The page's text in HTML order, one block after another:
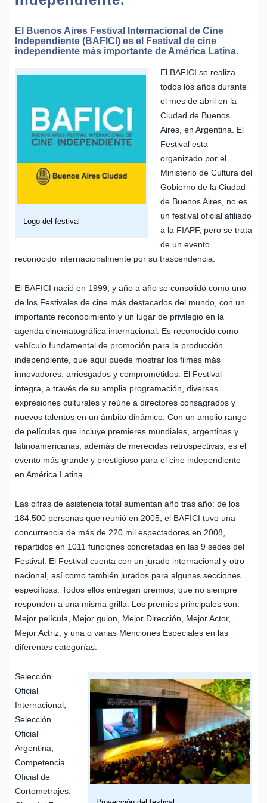
El Buenos Aires Festival Internacional de Cine
Independiente (BAFICI) es el Festival de cine
independiente más importante de América Latina.
Logo del festival
El BAFICI se realiza
todos los años durante
el mes de abril en la
Ciudad de Buenos
Aires, en Argentina. El
Festival esta
organizado por el
Ministerio de Cultura del
Gobierno de la Ciudad
de Buenos Aires, no es
un festival oficial afiliado
a la FIAPF, pero se trata
de un evento
reconocido internacionalmente por su trascendencia.
El BAFICI nació en 1999, y año a año se consolidó como uno
de los Festivales de cine más destacados del mundo, con un
importante reconocimiento y un lugar de privilegio en la
agenda cinematográfica internacional. Es reconocido como
vehículo fundamental de promoción para la producción
independiente, que aquí puede mostrar los filmes más
innovadores, arriesgados y comprometidos. El Festival
integra, a través de su amplia programación, diversas
expresiones culturales y reúne a directores consagrados y
nuevos talentos en un ámbito dinámico. Con un amplio rango
de películas que incluye premieres mundiales, argentinas y
latinoamericanas, además de merecidas retrospectivas, es el
evento más grande y prestigioso para el cine independiente
en América Latina.
Las cifras de asistencia total aumentan año tras año: de los
184.500 personas que reunió en 2005, el BAFICI tuvo una
concurrencia de más de 220 mil espectadores en 2008,
repartidos en 1011 funciones concretadas en las 9 sedes del
Festival. El Festival cuenta con un jurado internacional y otro
nacional, así como también jurados para algunas secciones
específicas. Todos ellos entregan premios, que no siempre
responden a una misma grilla. Los premios principales son:
Mejor película, Mejor guion, Mejor Dirección, Mejor Actor,
Mejor Actriz, y una o varias Menciones Especiales en las
diferentes categorías:
Selección
Oficial
Internacional,
Selección
Oficial
Argentina,
Competencia
Oficial de
Cortometrajes,